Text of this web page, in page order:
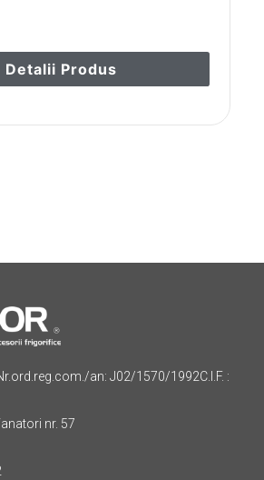
Detalii Produs
an: J02/1570/1992C.I.F. :
nr. 57